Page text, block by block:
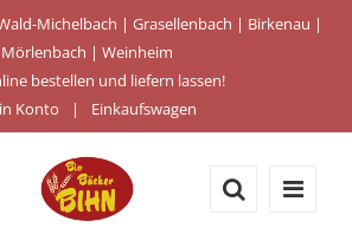
Michelbach | Grasellenbach | Birkenau |
Mörlenbach | Weinheim
bestellen und liefern lassen!
Konto
Einkaufswagen